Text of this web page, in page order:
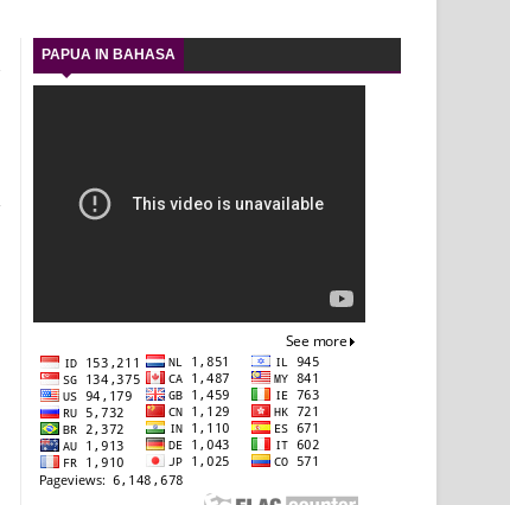
PAPUA IN BAHASA